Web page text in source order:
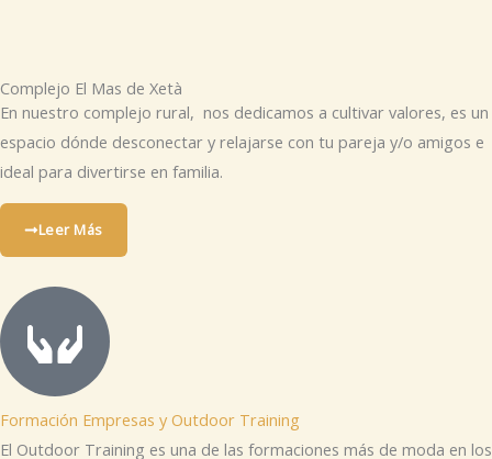
Complejo El Mas de Xetà
En nuestro complejo rural, nos dedicamos a cultivar valores, es un
espacio dónde desconectar y relajarse con tu pareja y/o amigos e
ideal para divertirse en familia.
Leer Más
Formación Empresas y Outdoor Training
El Outdoor Training es una de las formaciones más de moda en los